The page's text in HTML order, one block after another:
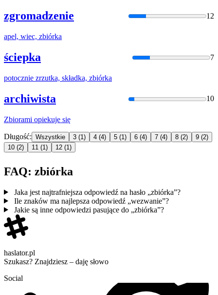
zgromadzenie 12
apel, wiec, zbiórka
ściepka 7
potocznie zrzutka, składka, zbiórka
archiwista 10
Zbiorami opiekuje się
Długość: Wszystkie 3 (1) 4 (4) 5 (1) 6 (4) 7 (4) 8 (2) 9 (2)
10 (2) 11 (1) 12 (1)
FAQ: zbiórka
Jaka jest najtrafniejsza odpowiedź na hasło „zbiórka”?
Ile znaków ma najlepsza odpowiedź „wezwanie”?
Jakie są inne odpowiedzi pasujące do „zbiórka”?
haslator.pl
Szukasz? Znajdziesz – daję słowo
Social